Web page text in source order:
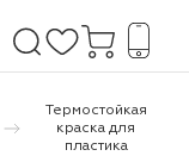
Термостойкая
краска для
пластика